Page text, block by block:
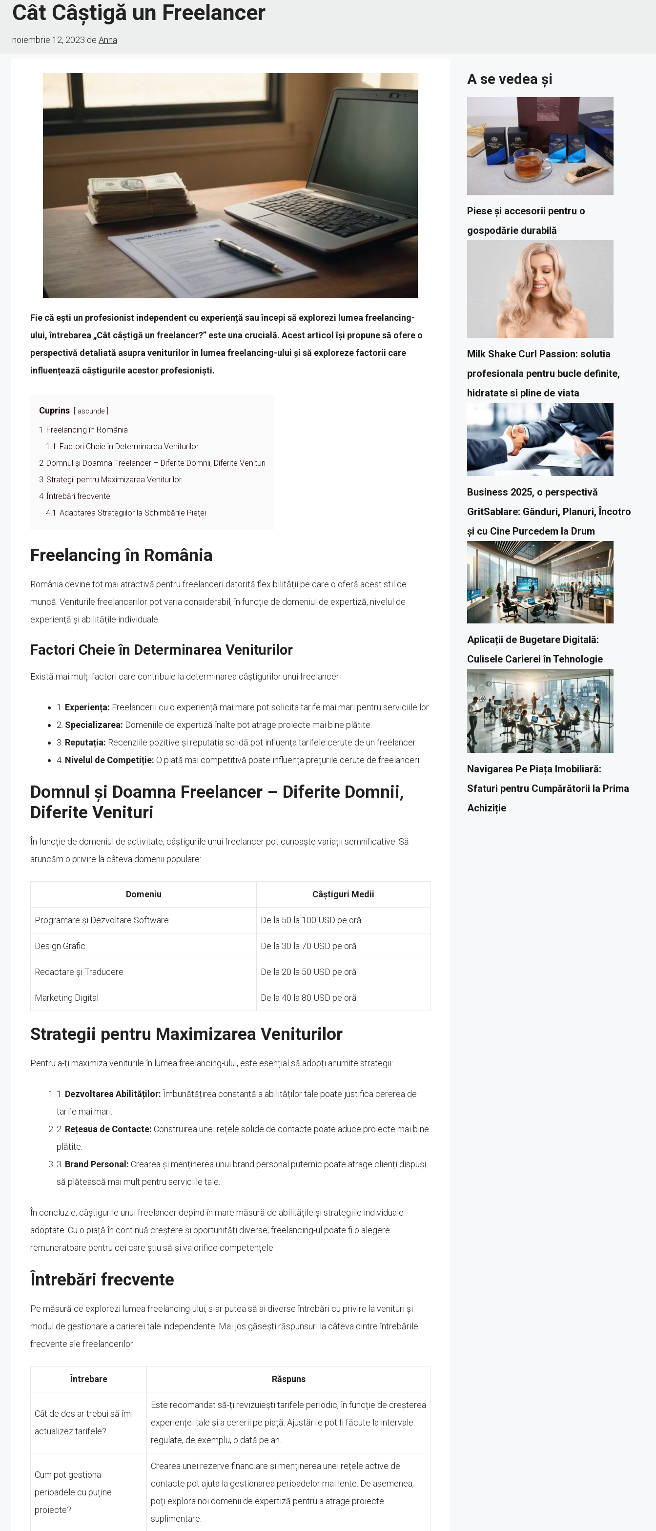
Cât Câștigă un Freelancer
noiembrie 12, 2023 de Anna
Fie că ești un profesionist independent cu experiență sau începi să explorezi lumea freelancing-
ului, întrebarea „Cât câștigă un freelancer?” este una crucială. Acest articol își propune să ofere o
perspectivă detaliată asupra veniturilor în lumea freelancing-ului și să exploreze factorii care
influențează câștigurile acestor profesioniști.
Cuprins ascunde
1 Freelancing în România
1.1 Factori Cheie în Determinarea Veniturilor
2 Domnul și Doamna Freelancer – Diferite Domnii, Diferite Venituri
3 Strategii pentru Maximizarea Veniturilor
4 Întrebări frecvente
4.1 Adaptarea Strategiilor la Schimbările Pieței
Freelancing în România
România devine tot mai atractivă pentru freelanceri datorită flexibilității pe care o oferă acest stil de
muncă. Veniturile freelancarilor pot varia considerabil, în funcție de domeniul de expertiză, nivelul de
experiență și abilitățile individuale.
Factori Cheie în Determinarea Veniturilor
Există mai mulți factori care contribuie la determinarea câștigurilor unui freelancer:
1. Experiența: Freelancerii cu o experiență mai mare pot solicita tarife mai mari pentru serviciile lor.
2. Specializarea: Domeniile de expertiză înalte pot atrage proiecte mai bine plătite.
3. Reputația: Recenziile pozitive și reputația solidă pot influența tarifele cerute de un freelancer.
4. Nivelul de Competiție: O piață mai competitivă poate influența prețurile cerute de freelanceri.
Domnul și Doamna Freelancer – Diferite Domnii,
Diferite Venituri
În funcție de domeniul de activitate, câștigurile unui freelancer pot cunoaște variații semnificative. Să
aruncăm o privire la câteva domenii populare:
Domeniu Câștiguri Medii
Programare și Dezvoltare Software De la 50 la 100 USD pe oră
Design Grafic De la 30 la 70 USD pe oră
Redactare și Traducere De la 20 la 50 USD pe oră
Marketing Digital De la 40 la 80 USD pe oră
Strategii pentru Maximizarea Veniturilor
Pentru a-ți maximiza veniturile în lumea freelancing-ului, este esențial să adopți anumite strategii:
1. Dezvoltarea Abilităților: Îmbunătățirea constantă a abilităților tale poate justifica cererea de
tarife mai mari.
2. Rețeaua de Contacte: Construirea unei rețele solide de contacte poate aduce proiecte mai bine
plătite.
3. Brand Personal: Crearea și menținerea unui brand personal puternic poate atrage clienți dispuși
să plătească mai mult pentru serviciile tale.
În concluzie, câștigurile unui freelancer depind în mare măsură de abilitățile și strategiile individuale
adoptate. Cu o piață în continuă creștere și oportunități diverse, freelancing-ul poate fi o alegere
remuneratoare pentru cei care știu să-și valorifice competențele.
Întrebări frecvente
Pe măsură ce explorezi lumea freelancing-ului, s-ar putea să ai diverse întrebări cu privire la venituri și
modul de gestionare a carierei tale independente. Mai jos găsești răspunsuri la câteva dintre întrebările
frecvente ale freelancerilor:
Întrebare Răspuns
Cât de des ar trebui să îmi
actualizez tarifele?
Este recomandat să-ți revizuiești tarifele periodic, în funcție de creșterea
experienței tale și a cererii pe piață. Ajustările pot fi făcute la intervale
regulate, de exemplu, o dată pe an.
Cum pot gestiona
perioadele cu puține
proiecte?
Crearea unei rezerve financiare și menținerea unei rețele active de
contacte pot ajuta la gestionarea perioadelor mai lente. De asemenea,
poți explora noi domenii de expertiză pentru a atrage proiecte
suplimentare.
A se vedea și
Piese și accesorii pentru o
gospodărie durabilă
Milk Shake Curl Passion: solutia
profesionala pentru bucle definite,
hidratate si pline de viata
Business 2025, o perspectivă
GritSablare: Gânduri, Planuri, Încotro
și cu Cine Purcedem la Drum
Aplicații de Bugetare Digitală:
Culisele Carierei în Tehnologie
Navigarea Pe Piața Imobiliară:
Sfaturi pentru Cumpărătorii la Prima
Achiziție